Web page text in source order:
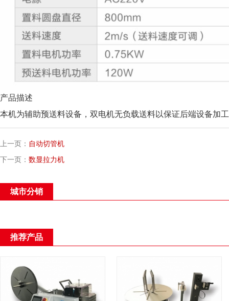
产品描述
本机为辅助预送料设备，双电机无负载送料以保证后端设备加
上一页： 自动切管机
下一页： 数显拉力机
城市分销
推荐产品